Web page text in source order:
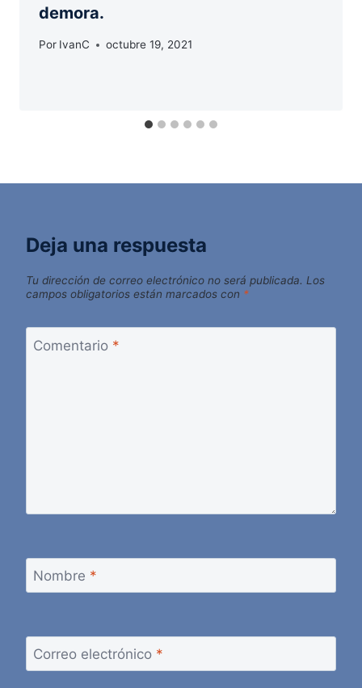
demora.
Por IvanC octubre 19, 2021
Deja una respuesta
Tu dirección de correo electrónico no será publicada. Los
campos obligatorios están marcados con *
Comentario *
Nombre *
Correo electrónico *